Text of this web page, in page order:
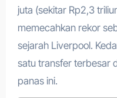
juta (sekitar Rp2,3
memecahkan rekor
sejarah Liverpool.
satu transfer terbesar
panas ini.